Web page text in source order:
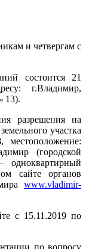
и четвергам с
состоится 21
г.Владимир,
13).
разрешения на
участка
местоположение:
(городской
одноквартирный
сайте органов
www.vladimir-
с 15.11.2019 по
по вопросу